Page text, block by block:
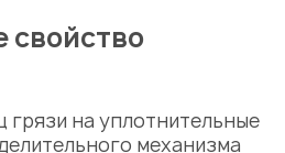
грязи на уплотнительные
механизма